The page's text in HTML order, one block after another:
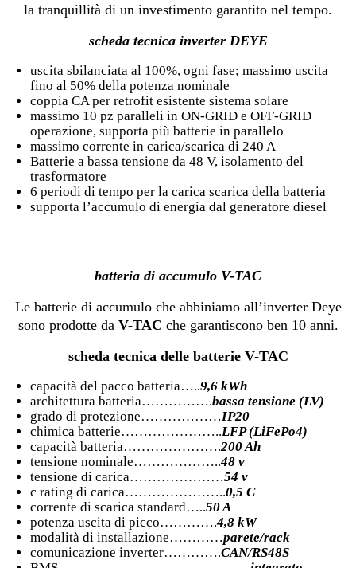
la tranquillità di un investimento garantito nel tempo.
scheda tecnica inverter DEYE
uscita sbilanciata al 100%, ogni fase; massimo uscita
fino al 50% della potenza nominale
coppia CA per retrofit esistente sistema solare
massimo 10 pz paralleli in ON-GRID e OFF-GRID
operazione, supporta più batterie in parallelo
massimo corrente in carica/scarica di 240 A
Batterie a bassa tensione da 48 V, isolamento del
trasformatore
6 periodi di tempo per la carica scarica della batteria
supporta l’accumulo di energia dal generatore diesel
batteria di accumulo V-TAC
Le batterie di accumulo che abbiniamo all’inverter Deye
sono prodotte da V-TAC che garantiscono ben 10 anni.
scheda tecnica delle batterie V-TAC
capacità del pacco batteria…..9,6 kWh
architettura batteria…………….bassa tensione (LV)
grado di protezione………………IP20
chimica batterie…………………..LFP (LiFePo4)
capacità batteria………………….200 Ah
tensione nominale………………..48 v
tensione di carica…………………54 v
c rating di carica…………………..0,5 C
corrente di scarica standard…..50 A
potenza uscita di picco………….4,8 kW
modalità di installazione…………parete/rack
comunicazione inverter………….CAN/RS48S